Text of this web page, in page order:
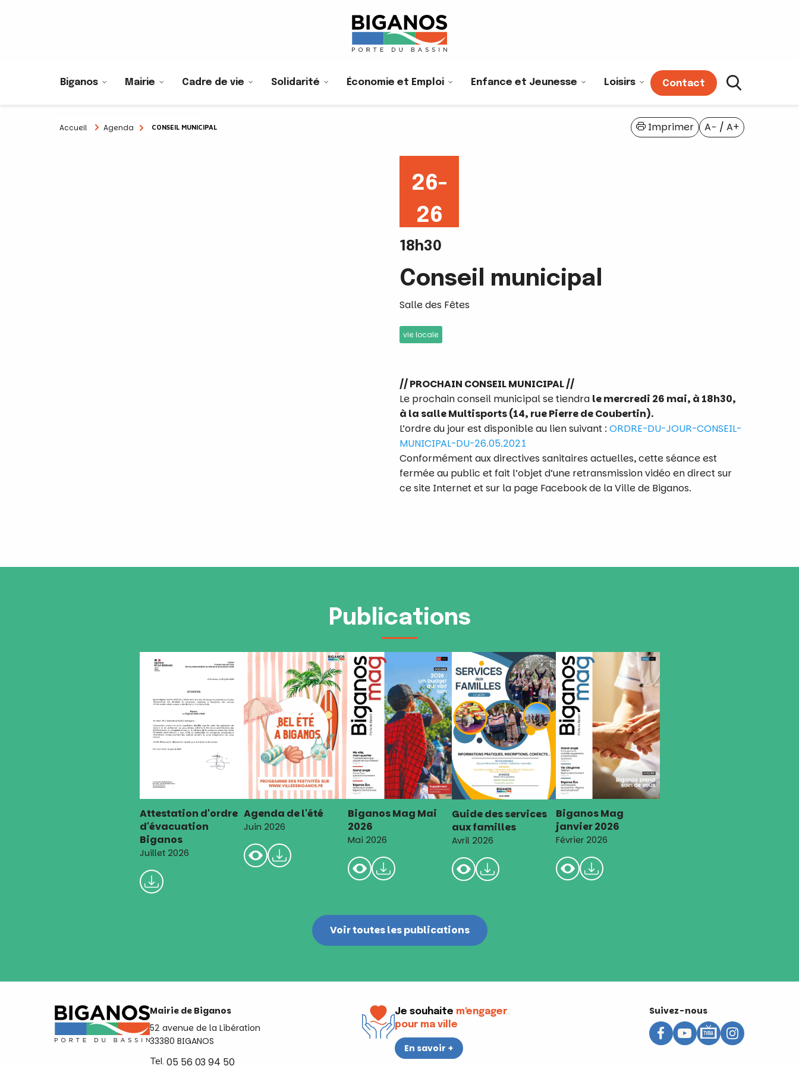
Biganos Mairie Cadre de vie Solidarité Économie et Emploi Enfance et Jeunesse Loisirs Contact
Accueil Agenda CONSEIL MUNICIPAL A− / A+
Imprimer
26-
26
18h30
Conseil municipal
Salle des Fêtes
vie locale
// PROCHAIN CONSEIL MUNICIPAL //
Le prochain conseil municipal se tiendra le mercredi 26 mai, à 18h30,
à la salle Multisports (14, rue Pierre de Coubertin).
L’ordre du jour est disponible au lien suivant : ORDRE-DU-JOUR-CONSEIL-
MUNICIPAL-DU-26.05.2021
Conformément aux directives sanitaires actuelles, cette séance est
fermée au public et fait l’objet d’une retransmission vidéo en direct sur
ce site Internet et sur la page Facebook de la Ville de Biganos.
Publications
Attestation d'ordre
d'évacuation
Biganos
Juillet 2026
Agenda de l'été
Juin 2026
Biganos Mag Mai
2026
Mai 2026
Guide des services
aux familles
Avril 2026
Biganos Mag
janvier 2026
Février 2026
Voir toutes les publications
Mairie de Biganos
52 avenue de la Libération
33380 BIGANOS
Tel. 05 56 03 94 50
Je souhaite m'engager
pour ma ville
En savoir +
Suivez-nous